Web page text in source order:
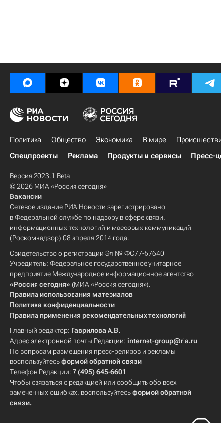
Политика Общество Экономика В мире
Спецпроекты
Реклама Продукты и сервисы Пресс-
Версия 2023.1 Beta
© 2026 МИА «Россия сегодня»
Вакансии
Сетевое издание РИА Новости зарегистрировано
в Федеральной службе по надзору в сфере связи,
информационных технологий и массовых коммуникаций
(Роскомнадзор) 08 апреля 2014 года.
Свидетельство о регистрации Эл № ФС77-57640
Учредитель: Федеральное государственное унитарное
предприятие Международное информационное агентство
«Россия сегодня» (МИА «Россия сегодня»).
Правила использования материалов
Политика конфиденциальности
Правила применения рекомендательных технологий
Главный редактор: Гаврилова А.В.
Адрес электронной почты Редакции: internet-group@ria.ru
По вопросам размещения пресс-релизов и рекламы
воспользуйтесьформой обратной связи
Телефон Редакции: 7 (495) 645-6601
Чтобы связаться с редакцией или сообщить обо всех
замеченных ошибках, воспользуйтесьформой обратной
связи.